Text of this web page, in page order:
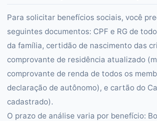
Para solicitar benefícios sociais, você
seguintes documentos: CPF e RG de
da família, certidão de nascimento das
comprovante de residência atualizado
comprovante de renda de todos os
declaração de autônomo), e cartão do
cadastrado).
O prazo de análise varia por benefício: